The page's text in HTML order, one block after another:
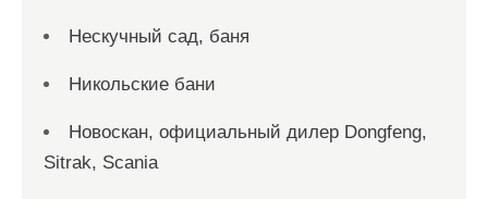
Нескучный сад, баня
Никольские бани
Новоcкан, официальный дилер Dongfeng,
Sitrak, Scania